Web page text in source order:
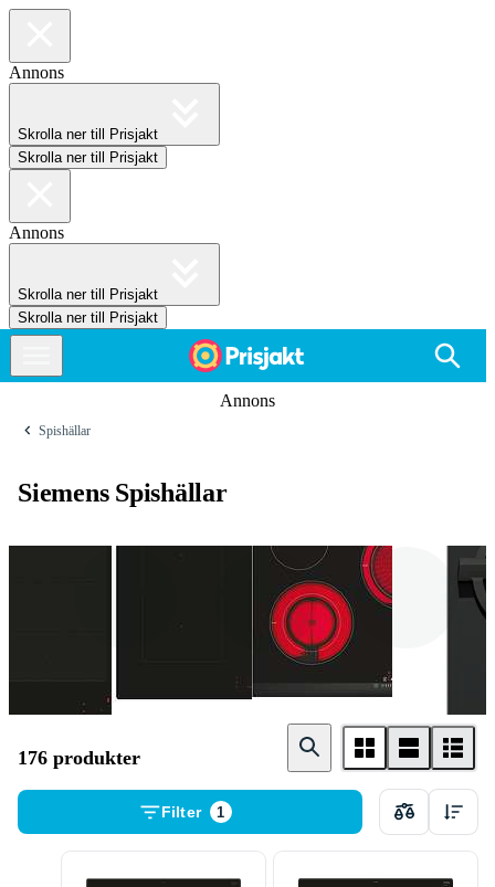
Annons
Skrolla ner till Prisjakt
Skrolla ner till Prisjakt
Annons
Skrolla ner till Prisjakt
Skrolla ner till Prisjakt
Annons
Spishällar
Siemens Spishällar
inbyggd fläkt
Glaskeramik
176 produkter
Filter 1